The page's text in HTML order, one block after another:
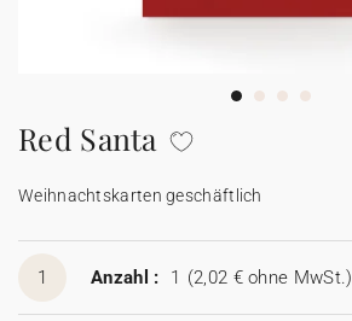
Aufkleber
Red Santa
Weihnachtskarten geschäftlich
1 Anzahl : 1 (2,02 € ohne MwSt.)